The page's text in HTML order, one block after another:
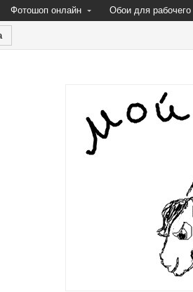
Фотошоп онлайн Обои для рабочего